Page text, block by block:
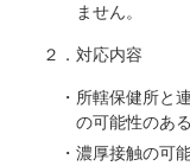
ません。
２．対応内容
・所轄保健所と
の可能性のあ
・濃厚接触の可